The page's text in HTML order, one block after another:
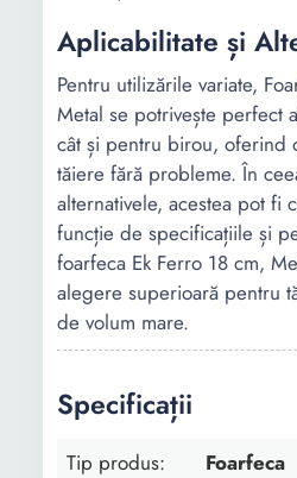
Aplicabilitate și
Pentru utilizările variate,
Metal se potrivește perfect
cât și pentru birou, oferind
tăiere fără probleme. În
alternativele, acestea pot fi
funcție de specificațiile și
foarfeca Ek Ferro 18 cm,
alegere superioară pentru
de volum mare.
Specificații
Tip produs:
Foarfeca